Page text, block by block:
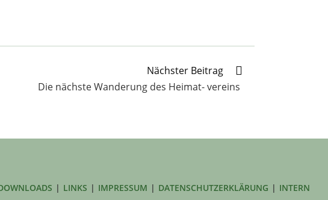
Nächster Beitrag
Die nächste Wanderung des Heimat- vereins
LINKS IMPRESSUM DATENSCHUTZERKLÄRUNG INTERN